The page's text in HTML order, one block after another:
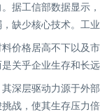
据工信部数据显示
缺少核心技术。工
价格居高不下以及
关乎企业生存和长
深层驱动力源于外
战，使其生存压力